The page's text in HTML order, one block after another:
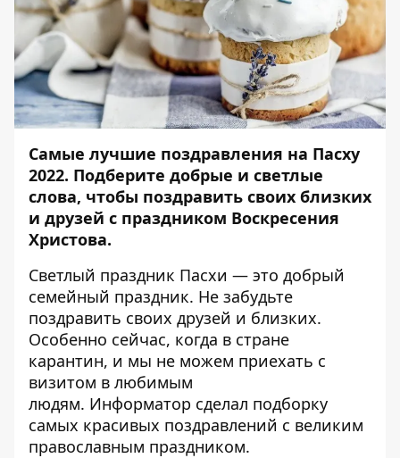
Самые лучшие поздравления на Пасху
2022. Подберите добрые и светлые
слова, чтобы поздравить своих близких
и друзей с праздником Воскресения
Христова.
Светлый праздник Пасхи — это добрый
семейный праздник. Не забудьте
поздравить своих друзей и близких.
Особенно сейчас, когда в стране
карантин, и мы не можем приехать с
визитом в любимым
людям. Информатор сделал подборку
самых красивых поздравлений с великим
православным праздником.